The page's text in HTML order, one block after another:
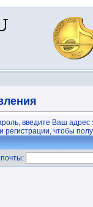
введите Ваш адрес
регистрации, чтобы